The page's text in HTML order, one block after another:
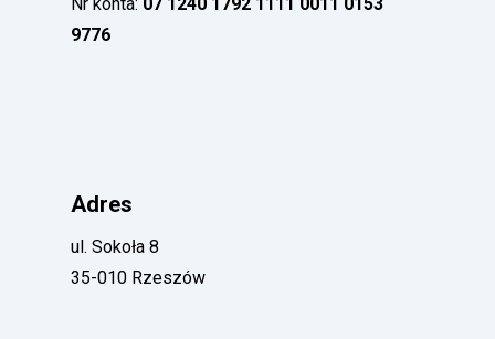
9776
Adres
ul. Sokoła 8
35-010 Rzeszów